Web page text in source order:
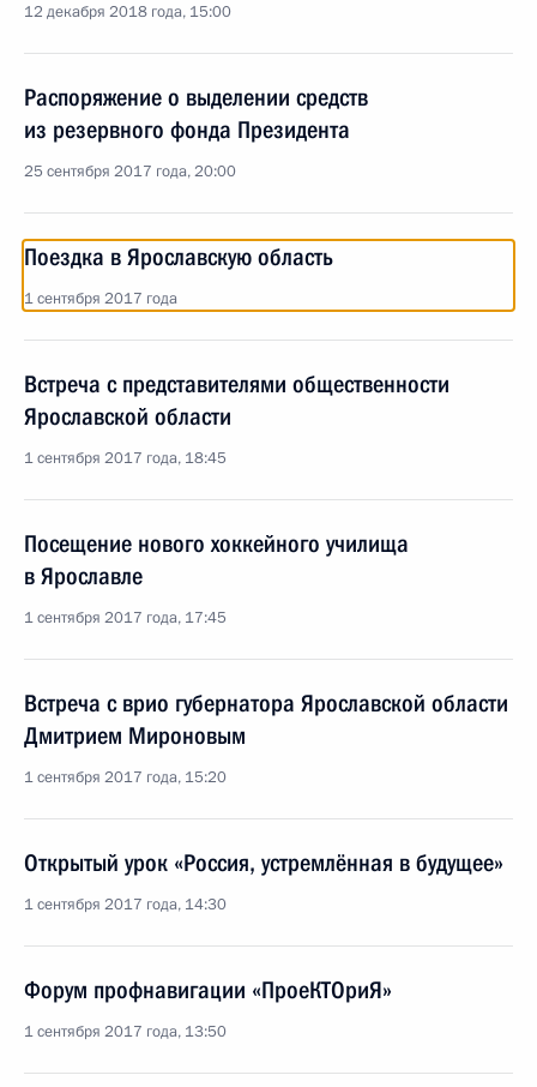
12 декабря 2018 года, 15:00
Распоряжение о выделении средств
из резервного фонда Президента
25 сентября 2017 года, 20:00
Поездка в Ярославскую область
1 сентября 2017 года
Встреча с представителями общественности
Ярославской области
1 сентября 2017 года, 18:45
Посещение нового хоккейного училища
в Ярославле
1 сентября 2017 года, 17:45
Встреча с врио губернатора Ярославской области
Дмитрием Мироновым
1 сентября 2017 года, 15:20
Открытый урок «Россия, устремлённая в будущее»
1 сентября 2017 года, 14:30
Форум профнавигации «ПроеКТОриЯ»
1 сентября 2017 года, 13:50